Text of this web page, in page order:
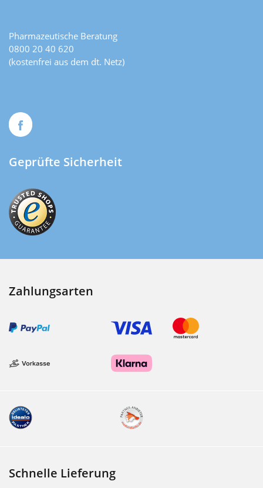
Pharmazeutische Beratung
0800 20 40 620
(kostenfrei aus dem dt. Netz)
Geprüfte Sicherheit
Zahlungsarten
Schnelle Lieferung